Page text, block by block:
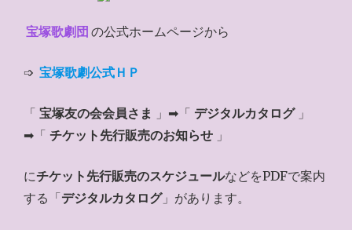
宝塚歌劇団 の公式ホームページから
➩ 宝塚歌劇公式ＨＰ
「 宝塚友の会会員さま 」➡「 デジタルカタログ 」
➡「 チケット先行販売のお知らせ 」
にチケット先行販売のスケジュールなどをPDFで案内
する「デジタルカタログ」があります。